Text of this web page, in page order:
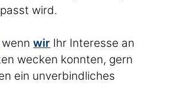
wird.
wennwir Ihr Interesse an
wecken konnten, gern
ein unverbindliches